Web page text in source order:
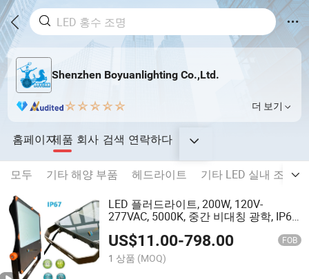
Shenzhen Boyuanlighting Co.,Ltd.
더 보기
홈페이지제품 회사 검색 연락하다
모두 기타 해양 부품 헤드라이트
기타 LED 실내 조명
LED 플러드라이트, 200W, 120V-
277VAC, 5000K, 중간 비대칭 광학, IP66,
US$11.00-798.00 FOB
1 상품 (MOQ)